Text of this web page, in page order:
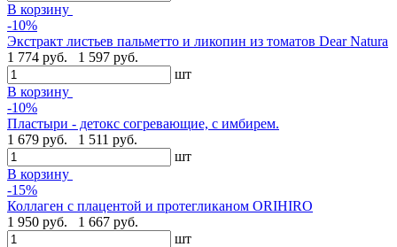
В корзину
-10%
Экстракт листьев пальметто и ликопин из томатов Dear Natura
1 774 руб.
1 597 руб.
шт
В корзину
-10%
Пластыри - детокс согревающие, с имбирем.
1 679 руб.
1 511 руб.
шт
В корзину
-15%
Коллаген с плацентой и протегликаном ORIHIRO
1 950 руб.
1 667 руб.
шт